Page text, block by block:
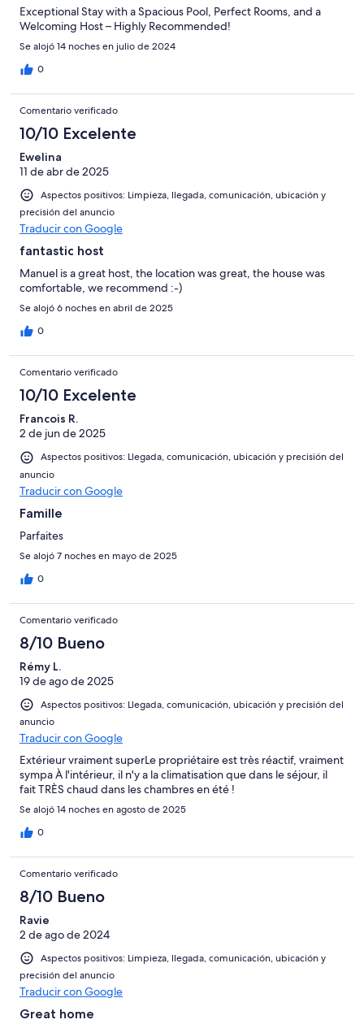
Exceptional Stay with a Spacious Pool, Perfect Rooms, and a
Welcoming Host – Highly Recommended!
Se alojó 14 noches en julio de 2024
0
Comentario verificado
10/10 Excelente
Ewelina
11 de abr de 2025
Aspectos positivos: Limpieza, llegada, comunicación, ubicación y
precisión del anuncio
Traducir con Google
fantastic host
Manuel is a great host, the location was great, the house was
comfortable, we recommend :-)
Se alojó 6 noches en abril de 2025
0
Comentario verificado
10/10 Excelente
Francois R.
2 de jun de 2025
Aspectos positivos: Llegada, comunicación, ubicación y precisión del
anuncio
Traducir con Google
Famille
Parfaites
Se alojó 7 noches en mayo de 2025
0
Comentario verificado
8/10 Bueno
Rémy L.
19 de ago de 2025
Aspectos positivos: Llegada, comunicación, ubicación y precisión del
anuncio
Traducir con Google
Extérieur vraiment superLe propriétaire est très réactif, vraiment
sympa À l'intérieur, il n'y a la climatisation que dans le séjour, il
fait TRÈS chaud dans les chambres en été !
Se alojó 14 noches en agosto de 2025
0
Comentario verificado
8/10 Bueno
Ravie
2 de ago de 2024
Aspectos positivos: Limpieza, llegada, comunicación, ubicación y
precisión del anuncio
Traducir con Google
Great home